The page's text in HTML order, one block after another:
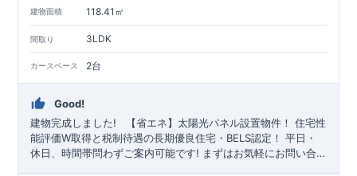
建物面積 118.41㎡
間取り 3LDK
カースペース 2台
Good!
建物完成しました!
【省エネ】太陽光パネル設置物件！ 住宅性
能評価W取得と税制待遇の長期優良住宅・BELS認定！ 平日・
休日、時間帯問わずご案内可能です! まずはお気軽にお問い合